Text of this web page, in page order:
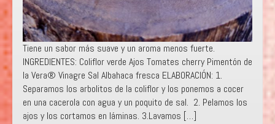
Tiene un sabor más suave y un aroma menos fuerte.
INGREDIENTES: Coliflor verde Ajos Tomates cherry Pimentón de
la Vera® Vinagre Sal Albahaca fresca ELABORACIÓN: 1.
Separamos los arbolitos de la coliflor y los ponemos a cocer
en una cacerola con agua y un poquito de sal. 2. Pelamos los
ajos y los cortamos en láminas. 3.Lavamos […]